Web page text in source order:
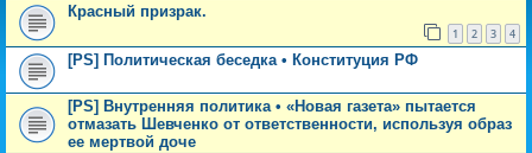
Красный призрак.
1 2 3 4
[PS] Политическая беседка • Конституция РФ
[PS] Внутренняя политика • «Новая газета» пытается
отмазать Шевченко от ответственности, используя образ
ее мертвой доче